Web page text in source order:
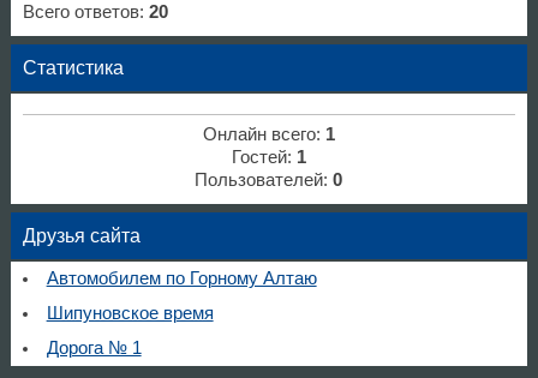
Всего ответов: 20
Статистика
Онлайн всего: 1
Гостей: 1
Пользователей:0
Друзья сайта
Автомобилем по Горному Алтаю
Шипуновское время
Дорога № 1